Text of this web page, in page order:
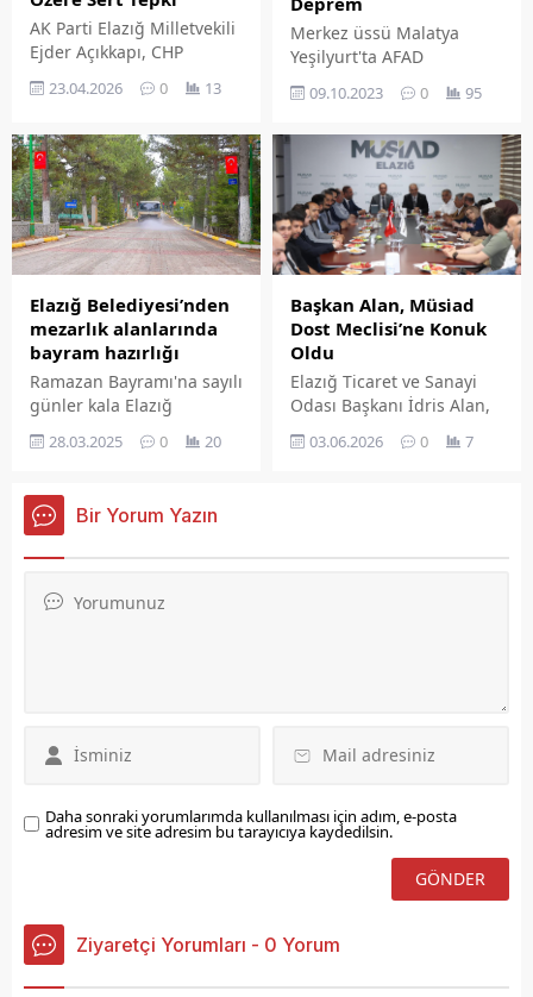
yeryüzüne teşrifleriyle,
karanlığı aydınlıkla,
insanlığı adalet,
merhamet ve güzel
Bu kutlu...
AK Parti Elazığ Milletvekili
Ejder Açıkkapı, CHP
Cumhurbaşkanı Recep
sözlerini eleştirerek, bu
ifadelerin siyasi nezaket
sınırlarını aştığını ve
Türkiye'nin uluslararası
itibarını hedef aldığını
savundu.
23.04.2026 0 13
Merkez üssü Malatya
Yeşilyurt'ta AFAD
verilerine göre 4.3
büyüklüğünde bir deprem
Elazığ'da da hissedildi.
09.10.2023 0 95
Elazığ Belediyesi’nden
mezarlık alanlarında
bayram hazırlığı
Ramazan Bayramı'na sayılı
günler kala Elazığ
ve Harput mezarlık
çalışmaları gerçekleştirdi.
28.03.2025 0 20
Başkan Alan, Müsi̇ad
Dost Meclisi’ne Konuk
Oldu
Elazığ Ticaret ve Sanayi
Odası Başkanı İdris Alan,
tarafından düzenlenen
03.06.2026 0 7
Bir Yorum Yazın
Daha sonraki yorumlarımda kullanılması için adım, e-posta
adresim ve site adresim bu tarayıcıya kaydedilsin.
Ziyaretçi Yorumları - 0 Yorum